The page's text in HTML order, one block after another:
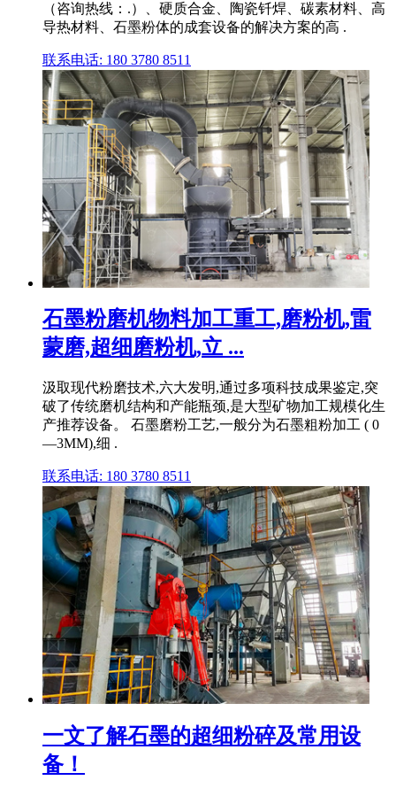
（咨询热线：.）、硬质合金、陶瓷钎焊、碳素材料、高
导热材料、石墨粉体的成套设备的解决方案的高 .
联系电话: 180 3780 8511
石墨粉磨机物料加工重工,磨粉机,雷
蒙磨,超细磨粉机,立 ...
汲取现代粉磨技术,六大发明,通过多项科技成果鉴定,突
破了传统磨机结构和产能瓶颈,是大型矿物加工规模化生
产推荐设备。 石墨磨粉工艺,一般分为石墨粗粉加工 ( 0
—3MM),细 .
联系电话: 180 3780 8511
一文了解石墨的超细粉碎及常用设
备！